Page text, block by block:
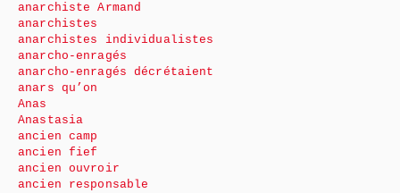
anarchiste Armand
anarchistes
anarchistes individualistes
anarcho-enragés
anarcho-enragés décrétaient
anars qu’on
Anas
Anastasia
ancien camp
ancien fief
ancien ouvroir
ancien responsable